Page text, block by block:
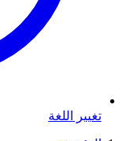
تغيير اللغة